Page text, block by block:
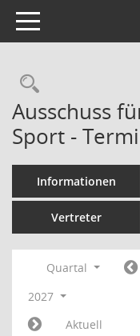
Toggle navigation
Ausschuss
Sport -
Informationen
Vertreter
Quartal
2027
Aktuell